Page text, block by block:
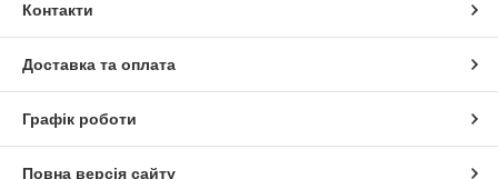
Контакти
Доставка та оплата
Графік роботи
Повна версія сайту